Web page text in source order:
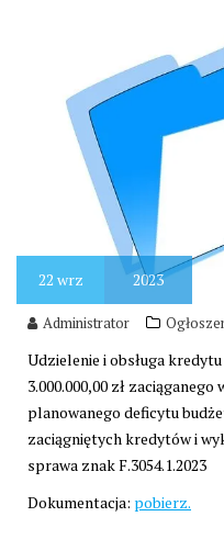
22 wrz 2023
Administrator
Udzielenie i obsługa
3.000.000,00 zł zaciąganego
planowanego deficytu
zaciągniętych kredytów i
sprawa znak F.3054.1.2023
Dokumentacja: pobierz.